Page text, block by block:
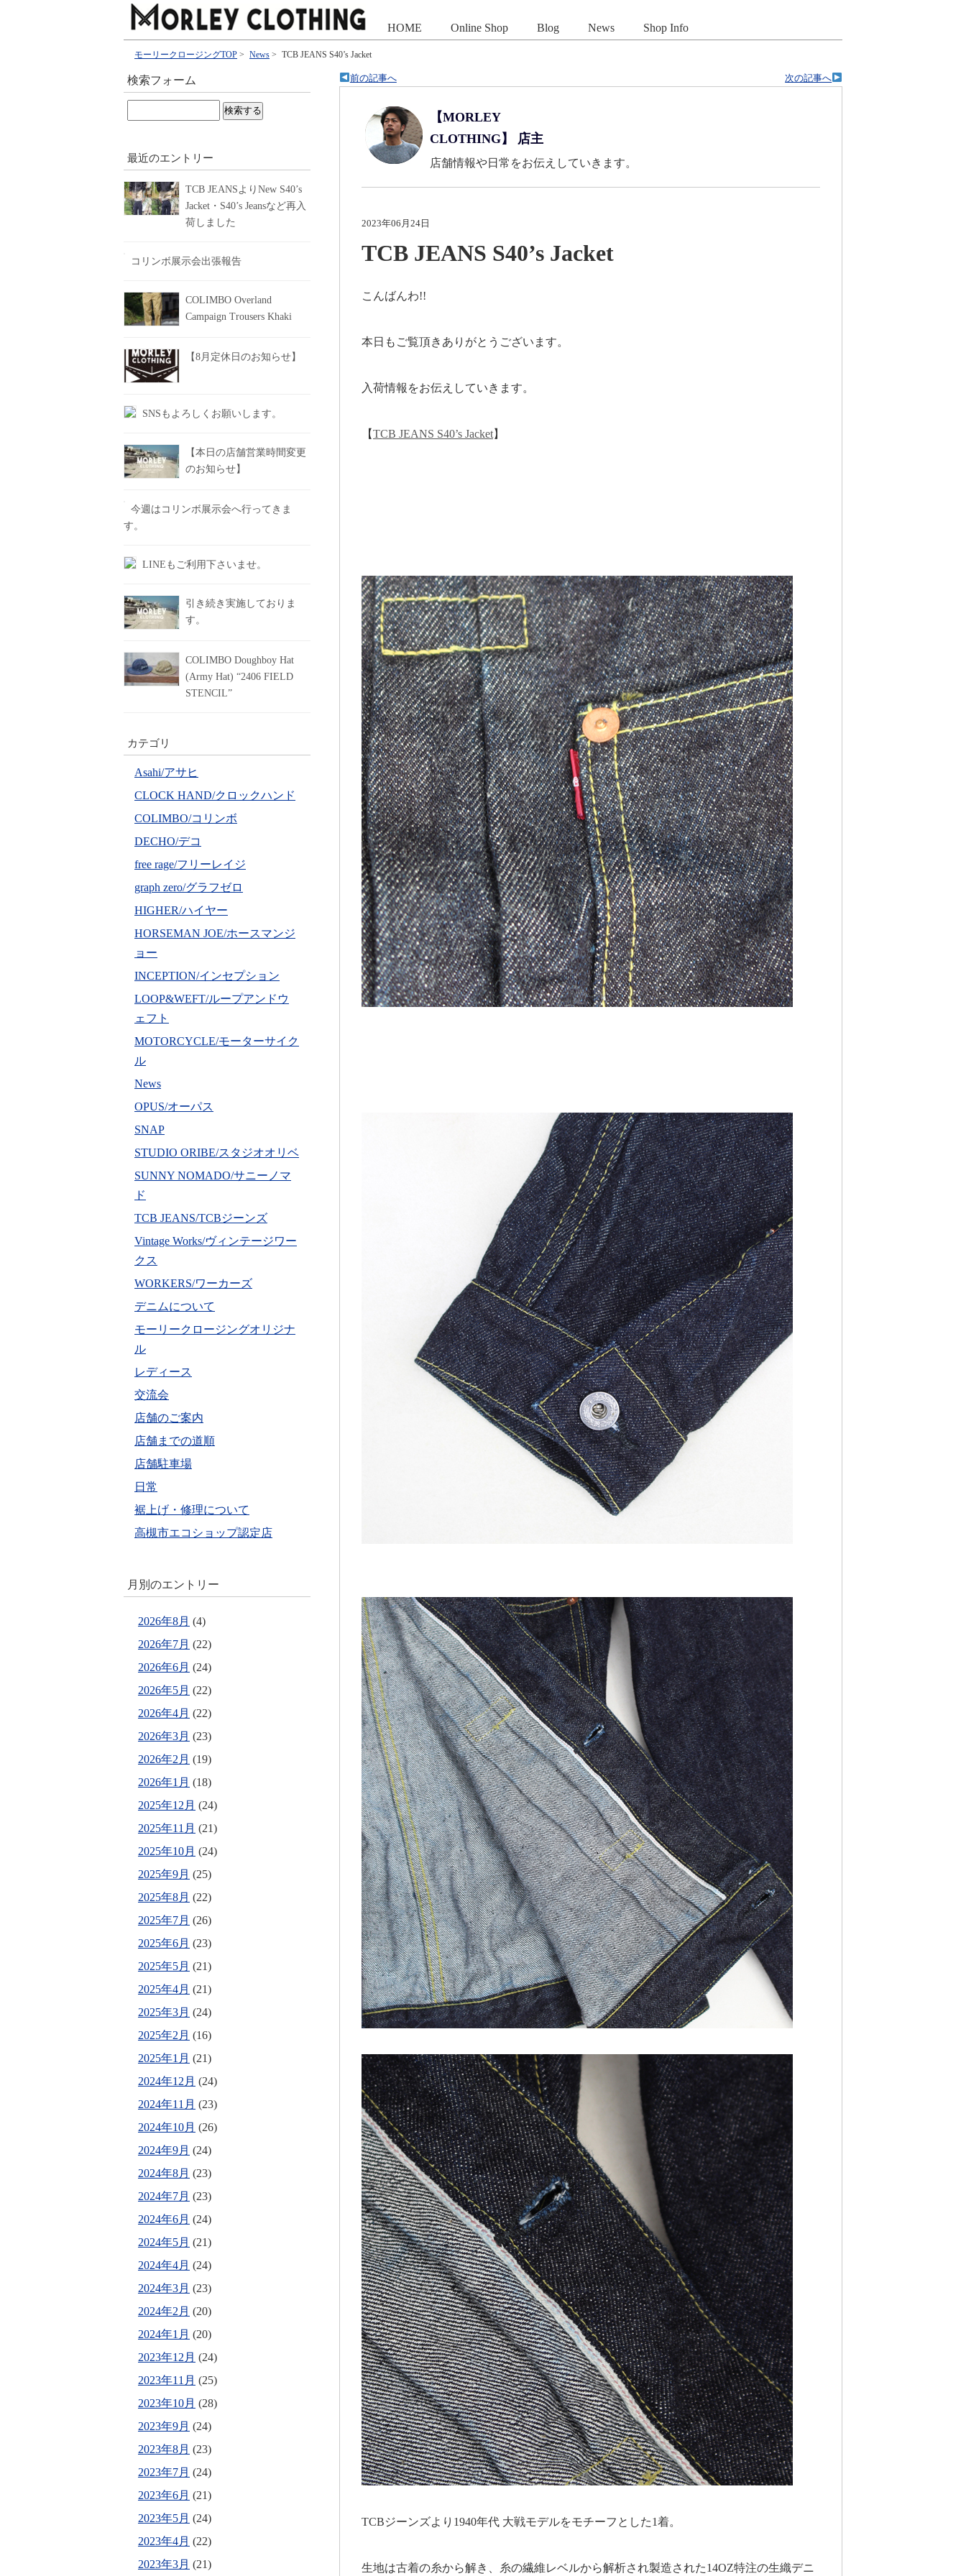
HOME Online Shop Blog News Shop Info
モーリークロージングTOP > News > TCB JEANS S40’s Jacket
次の記事へ
前の記事へ
【MORLEY
CLOTHING】 店主
店舗情報や日常をお伝えしていきます。
2023年06月24日
TCB JEANS S40’s Jacket
こんばんわ!!
本日もご覧頂きありがとうございます。
入荷情報をお伝えしていきます。
【TCB JEANS S40’s Jacket】
TCBジーンズより1940年代 大戦モデルをモチーフとした1着。
生地は古着の糸から解き、糸の繊維レベルから解析され製造された14OZ特注の生織デニ
検索フォーム
最近のエントリー
TCB JEANSよりNew S40’s
Jacket・S40’s Jeansなど再入
荷しました
コリンボ展示会出張報告
COLIMBO Overland
Campaign Trousers Khaki
【8月定休日のお知らせ】
SNSもよろしくお願いします。
【本日の店舗営業時間変更
のお知らせ】
今週はコリンボ展示会へ行ってきま
す。
LINEもご利用下さいませ。
引き続き実施しておりま
す。
COLIMBO Doughboy Hat
(Army Hat) “2406 FIELD
STENCIL”
カテゴリ
Asahi/アサヒ
CLOCK HAND/クロックハンド
COLIMBO/コリンボ
DECHO/デコ
free rage/フリーレイジ
graph zero/グラフゼロ
HIGHER/ハイヤー
HORSEMAN JOE/ホースマンジ
ョー
INCEPTION/インセプション
LOOP&WEFT/ループアンドウ
ェフト
MOTORCYCLE/モーターサイク
ル
News
OPUS/オーパス
SNAP
STUDIO ORIBE/スタジオオリベ
SUNNY NOMADO/サニーノマ
ド
TCB JEANS/TCBジーンズ
Vintage Works/ヴィンテージワー
クス
WORKERS/ワーカーズ
デニムについて
モーリークロージングオリジナ
ル
レディース
交流会
店舗のご案内
店舗までの道順
店舗駐車場
日常
裾上げ・修理について
高槻市エコショップ認定店
月別のエントリー
2026年8月 (4)
2026年7月 (22)
2026年6月 (24)
2026年5月 (22)
2026年4月 (22)
2026年3月 (23)
2026年2月 (19)
2026年1月 (18)
2025年12月 (24)
2025年11月 (21)
2025年10月 (24)
2025年9月 (25)
2025年8月 (22)
2025年7月 (26)
2025年6月 (23)
2025年5月 (21)
2025年4月 (21)
2025年3月 (24)
2025年2月 (16)
2025年1月 (21)
2024年12月 (24)
2024年11月 (23)
2024年10月 (26)
2024年9月 (24)
2024年8月 (23)
2024年7月 (23)
2024年6月 (24)
2024年5月 (21)
2024年4月 (24)
2024年3月 (23)
2024年2月 (20)
2024年1月 (20)
2023年12月 (24)
2023年11月 (25)
2023年10月 (28)
2023年9月 (24)
2023年8月 (23)
2023年7月 (24)
2023年6月 (21)
2023年5月 (24)
2023年4月 (22)
2023年3月 (21)